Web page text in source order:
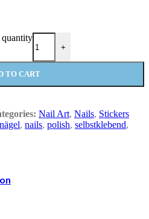
quantity
+
TO CART
Nail Art, Nails, Stickers
nägel, nails, polish, selbstklebend,